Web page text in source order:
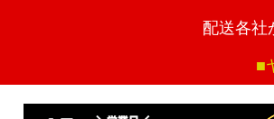
配送各社
■